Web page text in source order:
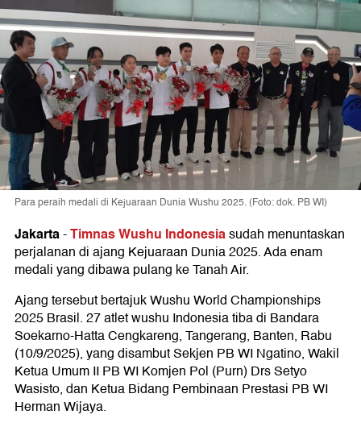
Para peraih medali di Kejuaraan Dunia Wushu 2025. (Foto: dok. PB WI)
Jakarta-Timnas Wushu Indonesiasudah menuntaskan
perjalanan di ajang Kejuaraan Dunia 2025. Ada enam
medali yang dibawa pulang ke Tanah Air.
Ajang tersebut bertajuk Wushu World Championships
2025 Brasil. 27 atlet wushu Indonesia tiba di Bandara
Soekarno-Hatta Cengkareng, Tangerang, Banten, Rabu
(10/9/2025), yang disambut Sekjen PB WI Ngatino, Wakil
Ketua Umum II PB WI Komjen Pol (Purn) Drs Setyo
Wasisto, dan Ketua Bidang Pembinaan Prestasi PB WI
Herman Wijaya.